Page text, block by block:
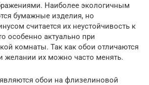
Наиболее экологичным
бумажные изделия, но
считается их неустойчивость к
особенно актуально при
комнаты. Так как обои отличаются
желании их можно часто менять.
обои на флизелиновой